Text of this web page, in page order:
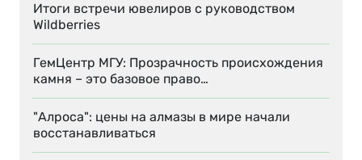
Итоги встречи ювелиров с руководством
Wildberries
ГемЦентр МГУ: Прозрачность происхождения
камня – это базовое право…
"Алроса": цены на алмазы в мире начали
восстанавливаться